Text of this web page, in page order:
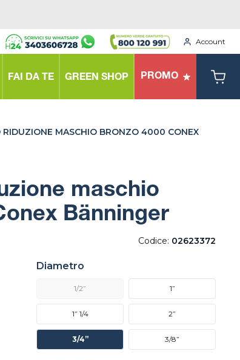
Account
FAI DA TE GREEN SHOP PROMO
RIDUZIONE MASCHIO BRONZO 4000 CONEX
maschio
Bänninger
Codice: 02623372
Diametro
1/2” 1”
1” 1/4 2”
3/4” 3/8”